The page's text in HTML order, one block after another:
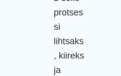
protses
si
lihtsaks
, kiireks
ja